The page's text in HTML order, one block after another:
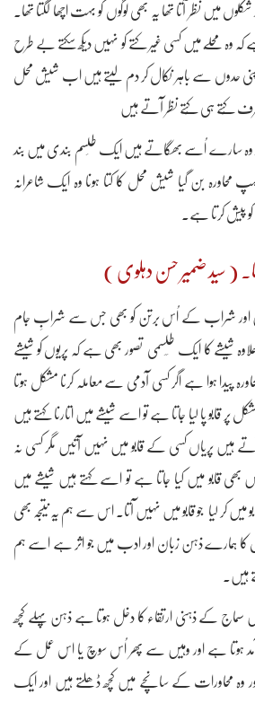
میں نظر آتا تھا یہ بھی لوگوں کو بہت اچھا لگتا تھا۔
وہ محلّے میں کسی غیر کتے کو نہیں دیکھ سکتے بے طرح
حدوں سے باہر نکال کر دم لیتے ہیں اب شیش محل
کُتے ہی کُتے نظر آتے ہیں
تو وہ سارے اُسے بھگاتے ہیں ایک طلِسم بندی میں بند
بن گیا شیش محل کا کتا ہونا وہ ایک شاعرانہ
پیش کرتا ہے۔
ہیں اور شراب کے اُس برتن کو بھی جس سے شرابِ جام
شیشے کا ایک طِلِسمی تصور بھی ہے کہ پریوں کو شیشے
پیدا ہوا ہے اگر کسی آدمی سے معاملہ کرنا مشکل ہوتا
قابو پا لیا جاتا ہے تو اسے شیشے میں اتارنا کہتے ہیں
ہیں پریاں کسی کے قابو میں نہیں آتیں مگر کسی نہ
بھی قابو میں کیا جاتا ہے تو اسے کہتے ہیں شیشے میں
میں کر لیا جو قابو میں نہیں آتا۔ اس سے ہم یہ نتیجہ بھی
کا ہمارے ذہن زبان اور ادب میں جو اثر ہے اسے ہم
ہیں۔
کے ذہنی ارتقاء کا دخل ہوتا ہے ذہن پہلے کچھ
ہوتا ہے اور وہیں سے پھر اُس سوچ یا اس عمل کے
وہ محاورات کے سانچے میں کچھ ڈھلتے ہیں اور ایک